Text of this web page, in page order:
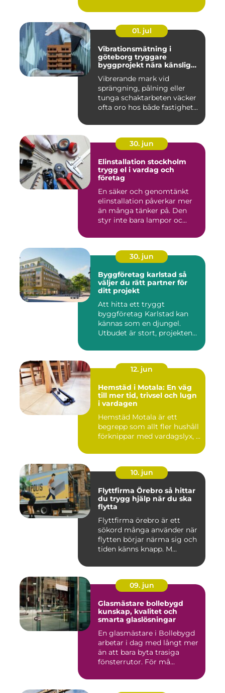
01. jul
Vibrationsmätning i
göteborg tryggare
byggprojekt nära känsliga
Vibrerande mark vid
sprängning, pålning eller
tunga schaktarbeten väcker
ofta oro hos både fastighet...
30. jun
Elinstallation stockholm
trygg el i vardag och
företag
En säker och genomtänkt
elinstallation påverkar mer
än många tänker på. Den
styr inte bara lampor oc...
30. jun
Byggföretag karlstad så
väljer du rätt partner för
ditt projekt
Att hitta ett tryggt
byggföretag Karlstad kan
kännas som en djungel.
Utbudet är stort, projekten
12. jun
Hemstäd i Motala: En väg
till mer tid, trivsel och lugn
i vardagen
Hemstäd Motala är ett
begrepp som allt fler hushåll
förknippar med vardagslyx, ...
10. jun
Flyttfirma Örebro så hittar
du trygg hjälp när du ska
flytta
Flyttfirma örebro är ett
sökord många använder när
flytten börjar närma sig och
tiden känns knapp. M...
09. jun
Glasmästare bollebygd
kunskap, kvalitet och
smarta glaslösningar
En glasmästare i Bollebygd
arbetar i dag med långt mer
än att bara byta trasiga
fönsterrutor. För må...